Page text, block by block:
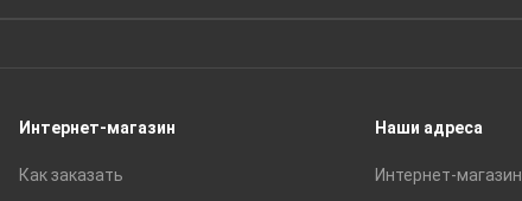
Сухие смеси
Интернет-магазин
Как заказать
Наши адреса
Интернет-магазин